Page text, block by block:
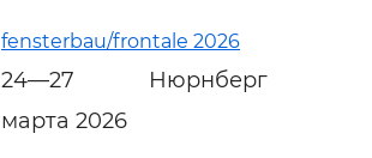
fensterbau/frontale 2026
24—27
марта 2026
Нюрнберг